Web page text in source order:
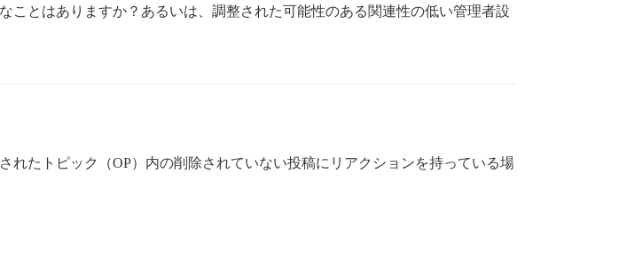
`call'
`block in call'
`call'
`call'
とはありますか？あるいは、調整された可能性のある関連性の低い管理者設
たトピック（OP）内の削除されていない投稿にリアクションを持っている場